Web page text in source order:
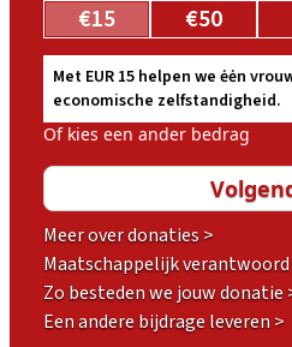
€15 €50
Met EUR 15 helpen we ėėn
economische zelfstandigheid.
Of kies een ander bedrag
Meer over donaties >
Maatschappelijk
Zo besteden we jouw donatie
Een andere bijdrage leveren >